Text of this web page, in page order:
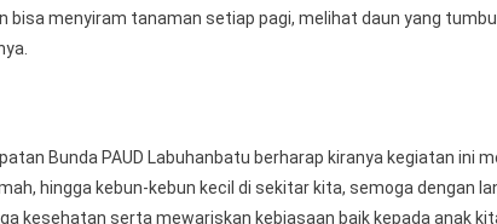
bisa menyiram tanaman setiap pagi, melihat daun yang
Bunda PAUD Labuhanbatu berharap kiranya kegiatan ini
hingga kebun-kebun kecil di sekitar kita, semoga dengan
kesehatan serta mewariskan kebiasaan baik kepada anak